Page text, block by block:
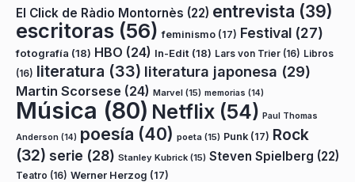
El Click de Ràdio Montornès (22) entrevista (39)
escritoras (56) feminismo (17) Festival (27)
fotografía (18) HBO (24) In-Edit (18) Lars von Trier (16) Libros
(16) literatura (33) literatura japonesa (29)
Martin Scorsese (24) Marvel (15) memorias (14)
Música (80) Netflix (54) Paul Thomas
Anderson (14) poesía (40) poeta (15) Punk (17) Rock
(32) serie (28) Stanley Kubrick (15) Steven Spielberg (22)
Teatro (16) Werner Herzog (17)